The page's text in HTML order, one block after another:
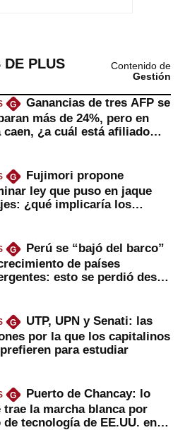
DE PLUS
Contenido de
Gestión
G
Ganancias de tres AFP se
más de 24%, pero en
caen, ¿a cuál está afiliado
G
Fujimori propone
ley que puso en jaque
¿qué implicaría los
G
Perú se “bajó del barco”
de países
esto se perdió desde
G
UTP, UPN y Senati: las
por la que los capitalinos
para estudiar
G
Puerto de Chancay: lo
trae la marcha blanca por
de tecnología de EE.UU. en